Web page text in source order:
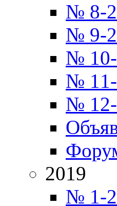
№ 8-
№ 9-
№
№
№
2019
№ 1-